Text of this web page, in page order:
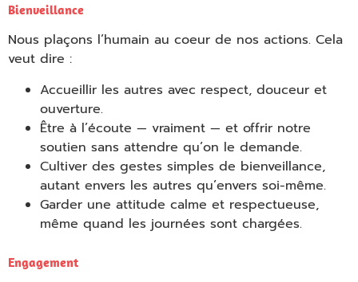
BienveillanceEmpty
Nous plaçons l’humain au coeur de nos actions. Cela
veut dire :
Accueillir les autres avec respect, douceur et
ouverture.
Être à l’écoute — vraiment — et offrir notre
soutien sans attendre qu’on le demande.
Cultiver des gestes simples de bienveillance,
autant envers les autres qu’envers soi-même.
Garder une attitude calme et respectueuse,
même quand les journées sont chargées.
EngagementEmpty